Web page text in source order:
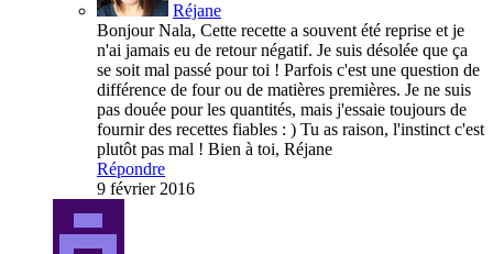
Réjane
Bonjour Nala, Cette recette a souvent été reprise et je
n'ai jamais eu de retour négatif. Je suis désolée que ça
se soit mal passé pour toi ! Parfois c'est une question de
différence de four ou de matières premières. Je ne suis
pas douée pour les quantités, mais j'essaie toujours de
fournir des recettes fiables : ) Tu as raison, l'instinct c'est
plutôt pas mal ! Bien à toi, Réjane
Répondre
9 février 2016